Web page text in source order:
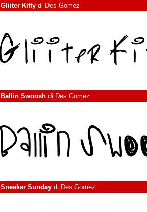
Gliiter Kitty di Des Gomez
Ballin Swoosh di Des Gomez
Sneaker Sunday di Des Gomez